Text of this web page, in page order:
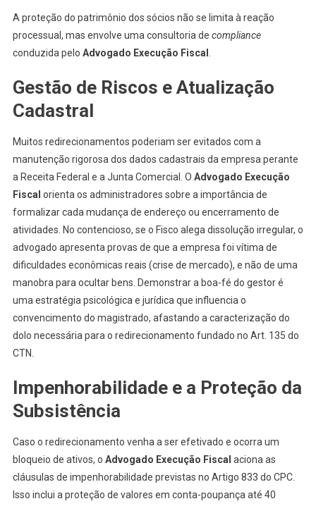
A proteção do patrimônio dos sócios não se limita à reação
processual, mas envolve uma consultoria de compliance
conduzida pelo Advogado Execução Fiscal
Gestão de Riscos e Atualização
Cadastral
Muitos redirecionamentos poderiam ser evitados com a
manutenção rigorosa dos dados cadastrais da empresa perante
a Receita Federal e a Junta Comercial. O Advogado Execução
Fiscal orienta os administradores sobre a importância de
formalizar cada mudança de endereço ou encerramento de
atividades. No contencioso, se o Fisco alega dissolução irregular, o
advogado apresenta provas de que a empresa foi vítima de
dificuldades econômicas reais (crise de mercado), e não de uma
manobra para ocultar bens. Demonstrar a boa-fé do gestor é
uma estratégia psicológica e jurídica que influencia o
convencimento do magistrado, afastando a caracterização do
dolo necessária para o redirecionamento fundado no Art. 135 do
CTN.
Impenhorabilidade e a Proteção da
Subsistência
Caso o redirecionamento venha a ser efetivado e ocorra um
bloqueio de ativos, o Advogado Execução Fiscal aciona as
cláusulas de impenhorabilidade previstas no Artigo 833 do CPC.
Isso inclui a proteção de valores em conta-poupança até 40